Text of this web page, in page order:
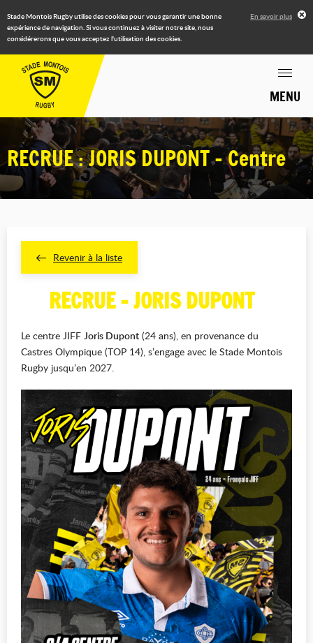
Stade Montois Rugby utilise des cookies pour vous garantir une bonne
expérience de navigation. Si vous continuez à visiter notre site, nous
considérerons que vous acceptez l'utilisation des cookies.
En savoir plus
MENU
RECRUE : JORIS DUPONT - Centre
Revenir à la liste
RECRUE - JORIS DUPONT
Le centre JIFF Joris Dupont (24 ans), en provenance du
Castres Olympique (TOP 14), s’engage avec le Stade Montois
Rugby jusqu’en 2027.